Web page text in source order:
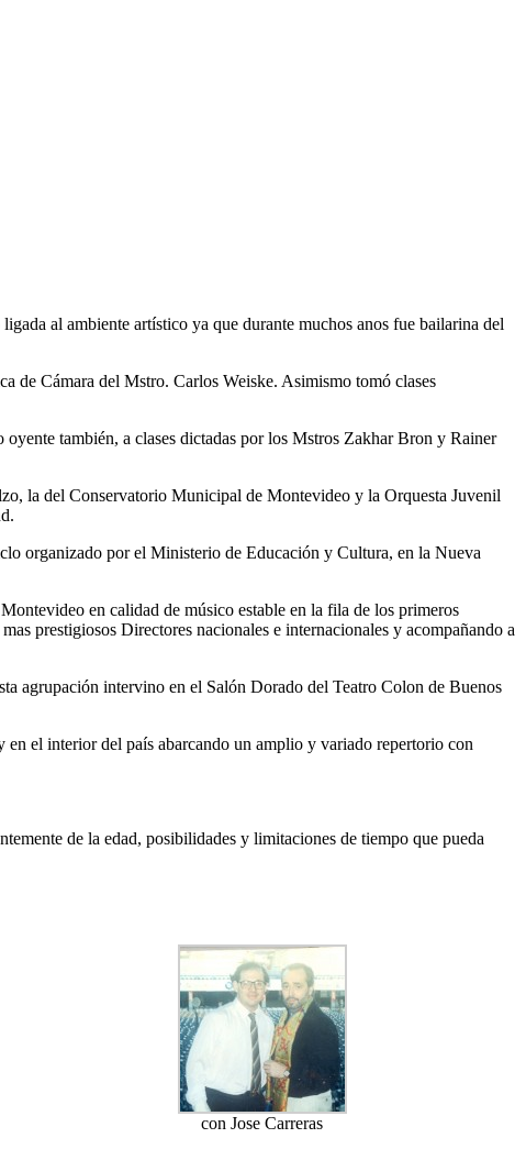
al ambiente artístico ya que durante muchos anos fue bailarina del
de Cámara del Mstro. Carlos Weiske. Asimismo tomó clases
también, a clases dictadas por los Mstros Zakhar Bron y Rainer
la del Conservatorio Municipal de Montevideo y la Orquesta Juvenil
organizado por el Ministerio de Educación y Cultura, en la Nueva
en calidad de músico estable en la fila de los primeros
prestigiosos Directores nacionales e internacionales y acompañando a
agrupación intervino en el Salón Dorado del Teatro Colon de Buenos
el interior del país abarcando un amplio y variado repertorio con
de la edad, posibilidades y limitaciones de tiempo que pueda
con Jose Carreras